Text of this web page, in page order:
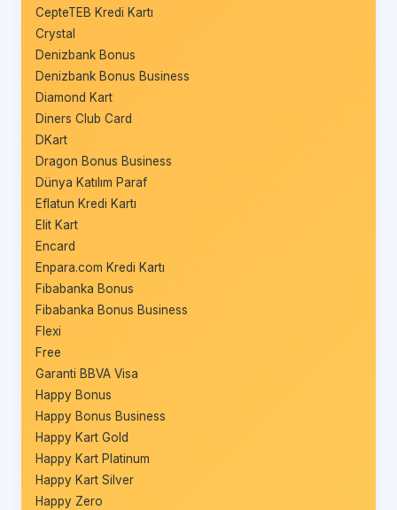
CepteTEB Kredi Kartı
Crystal
Denizbank Bonus
Denizbank Bonus Business
Diamond Kart
Diners Club Card
DKart
Dragon Bonus Business
Dünya Katılım Paraf
Eflatun Kredi Kartı
Elit Kart
Encard
Enpara.com Kredi Kartı
Fibabanka Bonus
Fibabanka Bonus Business
Flexi
Free
Garanti BBVA Visa
Happy Bonus
Happy Bonus Business
Happy Kart Gold
Happy Kart Platinum
Happy Kart Silver
Happy Zero